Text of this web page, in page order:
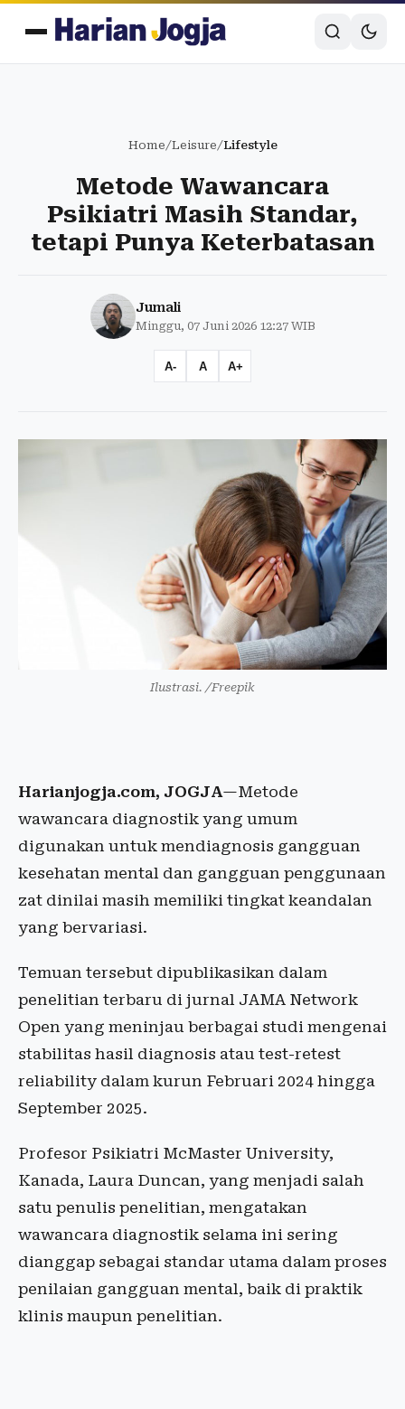
Home/Leisure/Lifestyle
Metode Wawancara
Psikiatri Masih Standar,
tetapi Punya Keterbatasan
Jumali
Minggu, 07 Juni 2026 12:27 WIB
A- A A+
Ilustrasi. /Freepik
Harianjogja.com, JOGJA—Metode
wawancara diagnostik yang umum
digunakan untuk mendiagnosis gangguan
kesehatan mental dan gangguan penggunaan
zat dinilai masih memiliki tingkat keandalan
yang bervariasi.
Temuan tersebut dipublikasikan dalam
penelitian terbaru di jurnal JAMA Network
Open yang meninjau berbagai studi mengenai
stabilitas hasil diagnosis atau test-retest
reliability dalam kurun Februari 2024 hingga
September 2025.
Profesor Psikiatri McMaster University,
Kanada, Laura Duncan, yang menjadi salah
satu penulis penelitian, mengatakan
wawancara diagnostik selama ini sering
dianggap sebagai standar utama dalam proses
penilaian gangguan mental, baik di praktik
klinis maupun penelitian.